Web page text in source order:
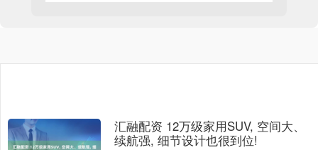
汇融配资 12万级家用SUV, 空间大、
续航强, 细节设计也很到位!